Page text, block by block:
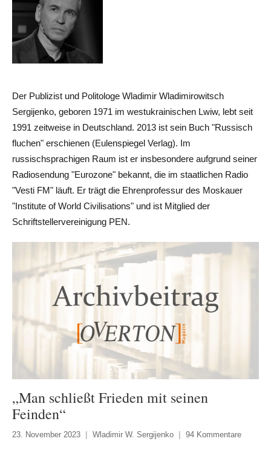
Der Publizist und Politologe Wladimir Wladimirowitsch
Sergijenko, geboren 1971 im westukrainischen Lwiw, lebt seit
1991 zeitweise in Deutschland. 2013 ist sein Buch "Russisch
fluchen" erschienen (Eulenspiegel Verlag). Im
russischsprachigen Raum ist er insbesondere aufgrund seiner
Radiosendung "Eurozone" bekannt, die im staatlichen Radio
"Vesti FM" läuft. Er trägt die Ehrenprofessur des Moskauer
"Institute of World Civilisations" und ist Mitglied der
Schriftstellervereinigung PEN.
„Man schließt Frieden mit seinen
Feinden“
23. November 2023 Wladimir W. Sergijenko 94 Kommentare